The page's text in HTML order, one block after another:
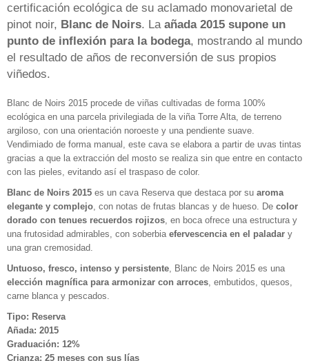
certificación ecológica de su aclamado monovarietal de
pinot noir, Blanc de Noirs. La añada 2015 supone un
punto de inflexión para la bodega, mostrando al mundo
el resultado de años de reconversión de sus propios
viñedos.
Blanc de Noirs 2015 procede de viñas cultivadas de forma 100%
ecológica en una parcela privilegiada de la viña Torre Alta, de terreno
argiloso, con una orientación noroeste y una pendiente suave.
Vendimiado de forma manual, este cava se elabora a partir de uvas tintas
gracias a que la extracción del mosto se realiza sin que entre en contacto
con las pieles, evitando así el traspaso de color.
Blanc de Noirs 2015 es un cava Reserva que destaca por su aroma
elegante y complejo , con notas de frutas blancas y de hueso. De color
dorado con tenues recuerdos rojizos , en boca ofrece una estructura y
una frutosidad admirables, con soberbia efervescencia en el paladar y
una gran cremosidad.
Untuoso, fresco, intenso y persistente , Blanc de Noirs 2015 es una
elección magnífica para armonizar con arroces , embutidos, quesos,
carne blanca y pescados.
Tipo: Reserva
Añada: 2015
Graduación: 12%
Crianza: 25 meses con sus lías